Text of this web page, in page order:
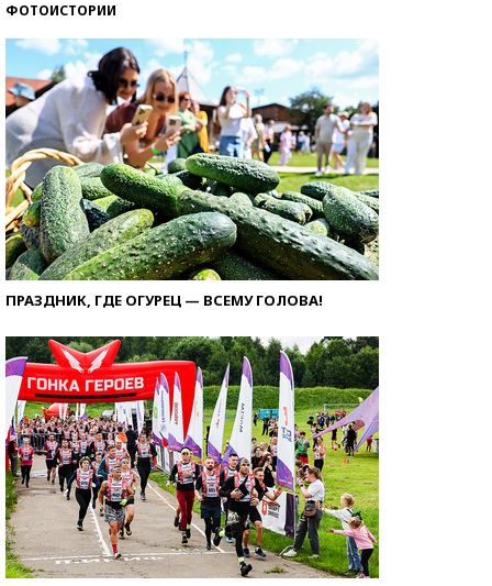
ФОТОИСТОРИИ
ПРАЗДНИК, ГДЕ ОГУРЕЦ — ВСЕМУ ГОЛОВА!